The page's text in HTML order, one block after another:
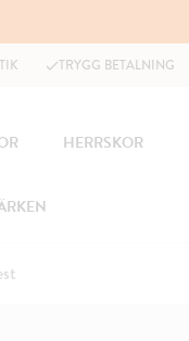
TRYGG BETALNING
HERRSKOR